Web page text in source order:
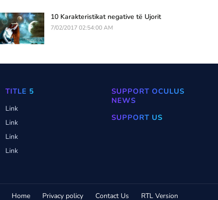
10 Karakteristikat negative të Ujorit
7/02/2017 02:54:00 AM
TITLE 5
Link
Link
Link
Link
SUPPORT OCULUS
NEWS
SUPPORT US
Home Privacy policy Contact Us RTL Version